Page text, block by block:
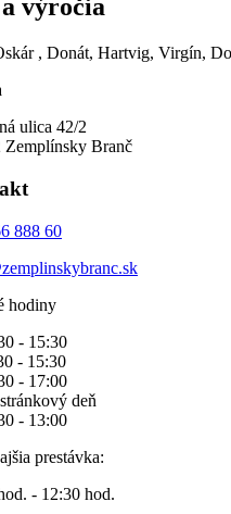
výročia
, Donát, Hartvig, Virgín,
ulica 42/2
Zemplínsky Branč
888 60
hodiny
- 15:30
- 15:30
- 17:00
deň
- 13:00
prestávka:
- 12:30 hod.